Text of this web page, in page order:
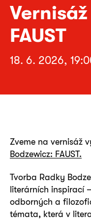
FAUST
18. 6. 2026,
Zveme na vernisáž
Bodzewicz: FAUST.
Tvorba Radky
literárních inspirací
odborných a
témata, která v